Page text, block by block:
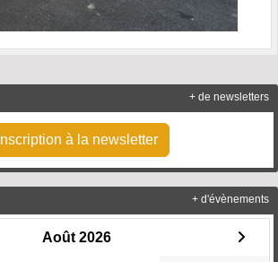
Inscription à la newsletter
+ de newsletters
Août 2026
+ d'évènements